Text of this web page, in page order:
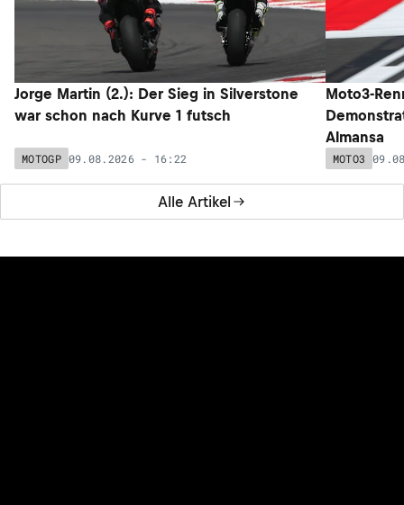
Alle Artikel
Jorge Martin (2.): Der Sieg in Silverstone
war schon nach Kurve 1 futsch
MOTOGP 09.08.2026 - 16:22
Moto3-
Almansa
MOTO3